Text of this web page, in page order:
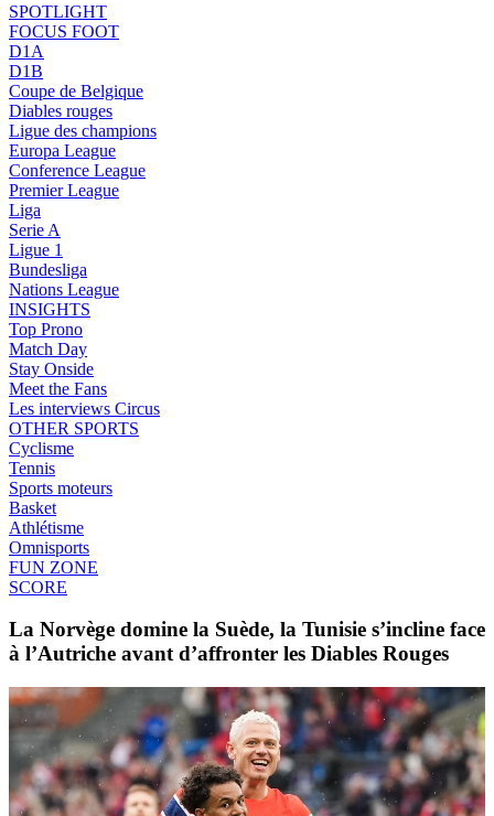
SPOTLIGHT
FOCUS FOOT
D1A
D1B
Coupe de Belgique
Diables rouges
Ligue des champions
Europa League
Conference League
Premier League
Liga
Serie A
Ligue 1
Bundesliga
Nations League
INSIGHTS
Top Prono
Match Day
Stay Onside
Meet the Fans
Les interviews Circus
OTHER SPORTS
Cyclisme
Tennis
Sports moteurs
Basket
Athlétisme
Omnisports
FUN ZONE
SCORE
La Norvège domine la Suède, la Tunisie s’incline face
à l’Autriche avant d’affronter les Diables Rouges